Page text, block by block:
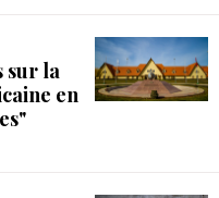
sur la
en